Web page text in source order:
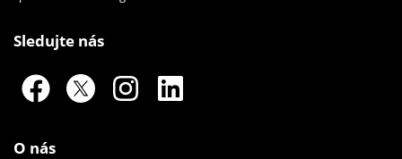
Sledujte nás
O nás